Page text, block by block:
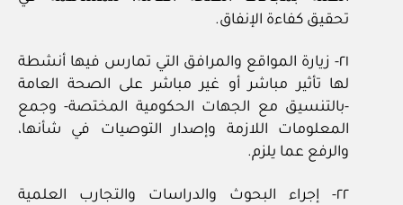
تحقيق كفاءة الإنفاق.
٢١- زيارة المواقع والمرافق التي تمارس فيها أنشطة
لها تأثير مباشر أو غير مباشر على الصحة العامة
-بالتنسيق مع الجهات الحكومية المختصة- وجمع
المعلومات اللازمة وإصدار التوصيات في شأنها،
والرفع عما يلزم.
٢٢- إجراء البحوث والدراسات والتجارب العلمية